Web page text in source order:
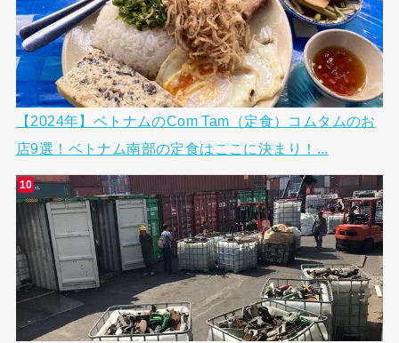
【2024年】ベトナムのCom Tam（定食）コムタムのお
店9選！ベトナム南部の定食はここに決まり！...